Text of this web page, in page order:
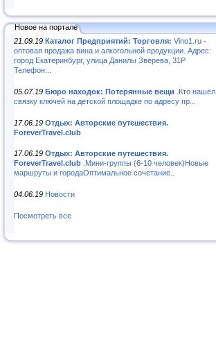
Новое на портале
21.09.19 Каталог Предприятий: Торговля: Vino1.ru -
оптовая продажа вина и алкогольной продукции. Адрес:
город Екатеринбург, улица Данилы Зверева, 31Р
Телефон:..
05.07.19 Бюро находок: Потерянные вещи .Кто нашёл
связку ключей на детской площадке по адресу пр...
17.06.19 Отдых: Авторские путешествия.
ForeverTravel.club
17.06.19 Отдых: Авторские путешествия.
ForeverTravel.club .Мини-группы (6-10 человек)Новые
маршруты и городаОптимальное сочетание..
04.06.19 Новости
Посмотреть все